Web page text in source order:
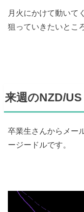
月火にかけて動いて
狙っていきたいとこ
来週のNZD/
卒業生さんからメー
ージードルです。